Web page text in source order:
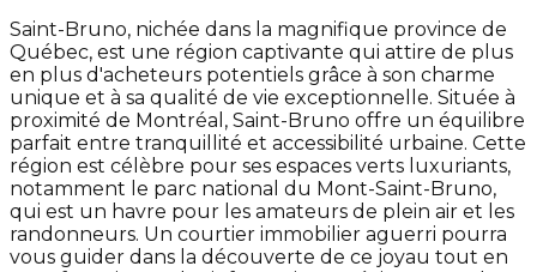
Saint-Bruno, nichée dans la magnifique province de
Québec, est une région captivante qui attire de plus
en plus d'acheteurs potentiels grâce à son charme
unique et à sa qualité de vie exceptionnelle. Située à
proximité de Montréal, Saint-Bruno offre un équilibre
parfait entre tranquillité et accessibilité urbaine. Cette
région est célèbre pour ses espaces verts luxuriants,
notamment le parc national du Mont-Saint-Bruno,
qui est un havre pour les amateurs de plein air et les
randonneurs. Un courtier immobilier aguerri pourra
vous guider dans la découverte de ce joyau tout en